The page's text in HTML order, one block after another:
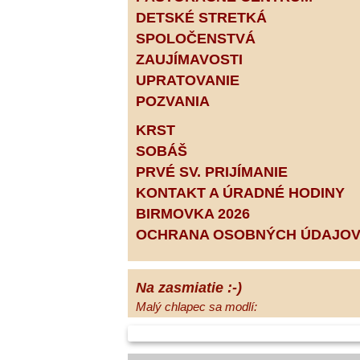
DETSKÉ STRETKÁ
SPOLOČENSTVÁ
ZAUJÍMAVOSTI
UPRATOVANIE
POZVANIA
KRST
SOBÁŠ
PRVÉ SV. PRIJÍMANIE
KONTAKT A ÚRADNÉ HODINY
BIRMOVKA 2026
OCHRANA OSOBNÝCH ÚDAJOV
Na zasmiatie :-)
Malý chlapec sa modlí:
mamičku a prosím aj za Teba, Pane Bože,